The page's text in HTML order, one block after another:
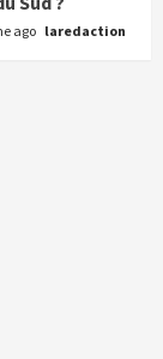
ago laredaction